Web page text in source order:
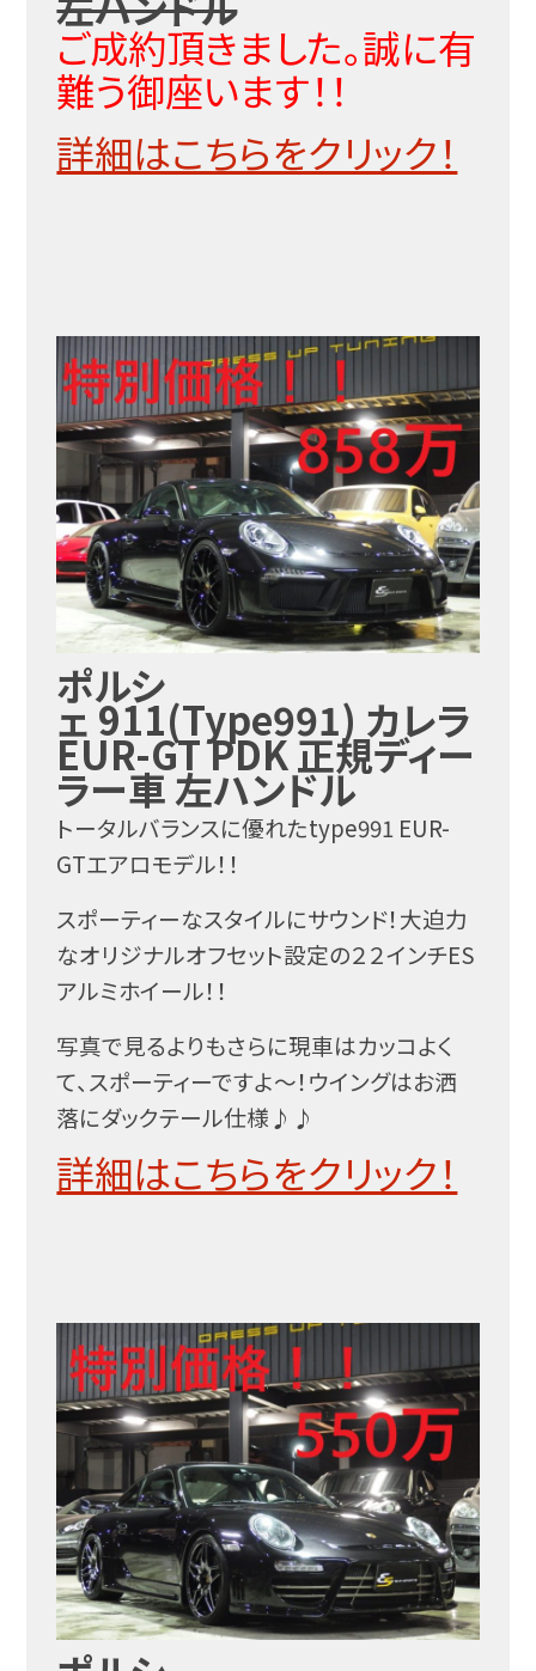
ご成約頂きました。誠に有
難う御座います！！
詳細はこちらをクリック！
ポルシ
ェ 911(Type991) カレラ
EUR-GT PDK 正規ディー
ラー車 左ハンドル
トータルバランスに優れたtype991 EUR-
GTエアロモデル！！
スポーティーなスタイルにサウンド！大迫力
なオリジナルオフセット設定の２２インチES
アルミホイール！！
写真で見るよりもさらに現車はカッコよく
て、スポーティーですよ～！ウイングはお洒
落にダックテール仕様♪♪
詳細はこちらをクリック！